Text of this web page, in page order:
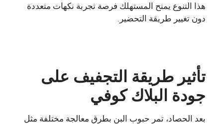
هذا التنوع يمنح المستهلك فرصة تجربة نكهات متعددة
دون تغيير طريقة التحضير.
تأثير طريقة التجفيف على
جودة البلاك كوفي
بعد الحصاد، تمر حبوب البن بطرق معالجة مختلفة مثل